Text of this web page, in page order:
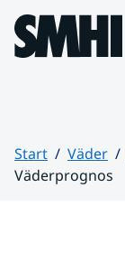
Hoppa till sidans
Start Väder
Väderprognos